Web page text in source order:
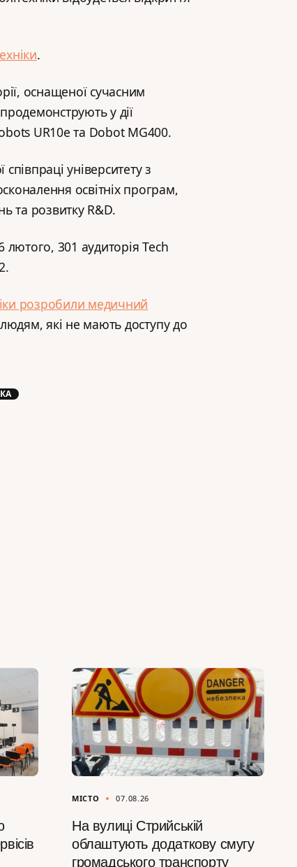
.
оснащеної сучасним
у дії
UR10e та Dobot MG400.
університету з
освітніх програм,
та розвитку R&D.
лютого, 301 аудиторія Tech
розробили медичний
які не мають доступу до
МІСТО 07.08.26
На вулиці Стрийській
облаштують додаткову смугу
громадського транспорту